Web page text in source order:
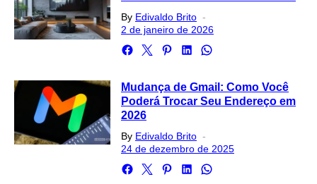
By Edivaldo Brito
on
2 de janeiro de 2026
Mudança de Gmail: Como Você
Poderá Trocar Seu Endereço em
2026
By Edivaldo Brito
on
24 de dezembro de 2025